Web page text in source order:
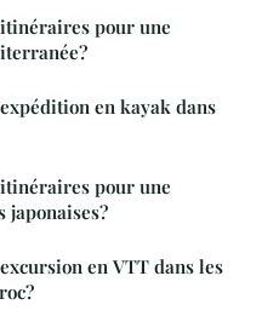
pour une
en kayak dans
pour une
japonaises?
en VTT dans les